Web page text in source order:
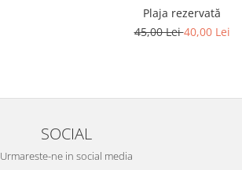
Plaja rezervată
45,00 Lei40,00 Lei
SOCIAL
Urmareste-ne in social media